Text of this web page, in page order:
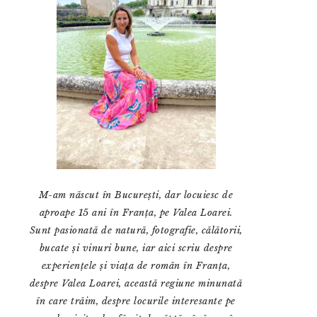
M-am născut în București, dar locuiesc de
aproape 15 ani în Franța, pe Valea Loarei.
Sunt pasionată de natură, fotografie, călătorii,
bucate și vinuri bune, iar aici scriu despre
experiențele și viața de român în Franța,
despre Valea Loarei, această regiune minunată
în care trăim, despre locurile interesante pe